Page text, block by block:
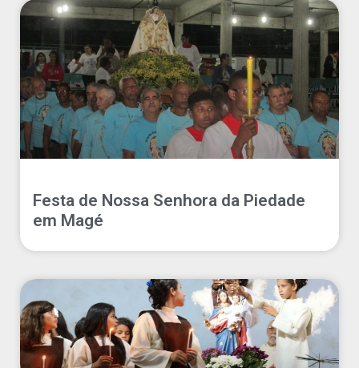
Festa de Nossa Senhora da Piedade
em Magé